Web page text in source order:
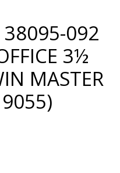
38095-092
3½
MASTER